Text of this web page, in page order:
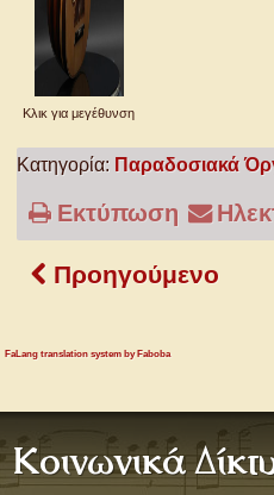
Κλικ για μεγέθυνση
Κατηγορία: Παραδοσιακά
Εκτύπωση
Προηγούμενο
FaLang translation system by Faboba
Κοινωνικά